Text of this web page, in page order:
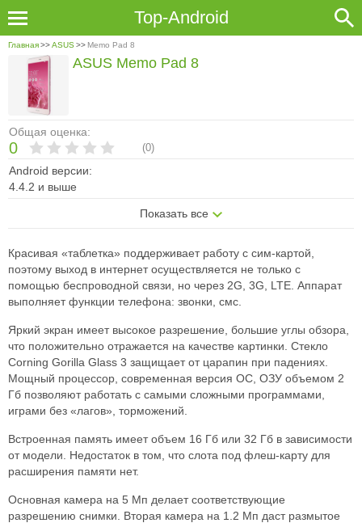
Top-Android
Главная>>ASUS>> Memo Pad 8
Общая оценка:
0 (0)
Android версии:
4.4.2 и выше
Показать все
ASUS Memo Pad 8
Красивая «таблетка» поддерживает работу с сим-картой,
поэтому выход в интернет осуществляется не только с
помощью беспроводной связи, но через 2G, 3G, LTE. Аппарат
выполняет функции телефона: звонки, смс.
Яркий экран имеет высокое разрешение, большие углы обзора,
что положительно отражается на качестве картинки. Стекло
Corning Gorilla Glass 3 защищает от царапин при падениях.
Мощный процессор, современная версия ОС, ОЗУ объемом 2
Гб позволяют работать с самыми сложными программами,
играми без «лагов», торможений.
Встроенная память имеет объем 16 Гб или 32 Гб в зависимости
от модели. Недостаток в том, что слота под флеш-карту для
расширения памяти нет.
Основная камера на 5 Мп делает соответствующие
разрешению снимки. Вторая камера на 1.2 Мп даст размытое